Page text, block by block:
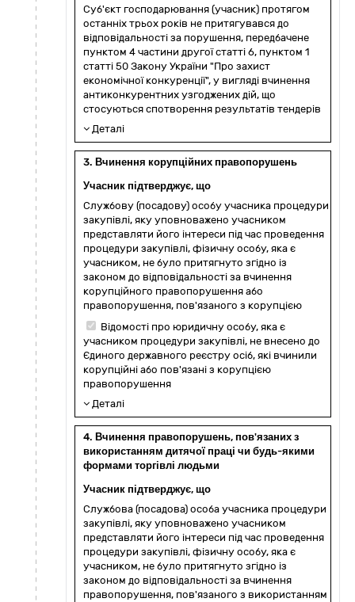
Суб'єкт господарювання (учасник) протягом
останніх трьох років не притягувався до
відповідальності за порушення, передбачене
пунктом 4 частини другої статті 6, пунктом 1
статті 50 Закону України "Про захист
економічної конкуренції", у вигляді вчинення
антиконкурентних узгоджених дій, що
стосуються спотворення результатів тендерів
Деталі
3. Вчинення корупційних правопорушень
Учасник підтверджує, що
Службову (посадову) особу учасника процедури
закупівлі, яку уповноважено учасником
представляти його інтереси під час проведення
процедури закупівлі, фізичну особу, яка є
учасником, не було притягнуто згідно із
законом до відповідальності за вчинення
корупційного правопорушення або
правопорушення, пов'язаного з корупцією
Відомості про юридичну особу, яка є
учасником процедури закупівлі, не внесено до
Єдиного державного реєстру осіб, які вчинили
корупційні або пов'язані з корупцією
правопорушення
Деталі
4. Вчинення правопорушень, пов'язаних з
використанням дитячої праці чи будь-якими
формами торгівлі людьми
Учасник підтверджує, що
Службова (посадова) особа учасника процедури
закупівлі, яку уповноважено учасником
представляти його інтереси під час проведення
процедури закупівлі, фізичну особу, яка є
учасником, не було притягнуто згідно із
законом до відповідальності за вчинення
правопорушення, пов'язаного з використанням